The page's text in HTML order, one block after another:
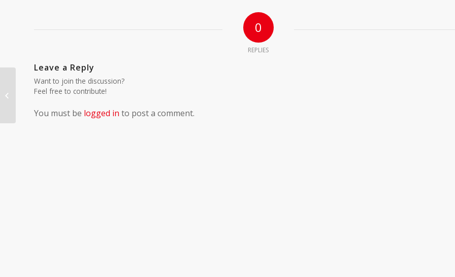
0
REPLIES
Leave a Reply
Want to join the discussion?
Feel free to contribute!
You must be logged in to post a comment.
PRVENSTVO BEOGRADA U KROSU